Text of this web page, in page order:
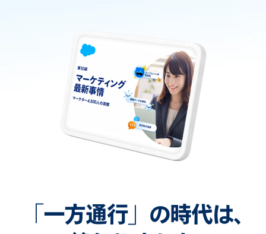
「一方通行」の時代は､